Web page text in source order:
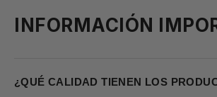
INFORMACIÓN
¿QUÉ CALIDAD TIENEN LOS